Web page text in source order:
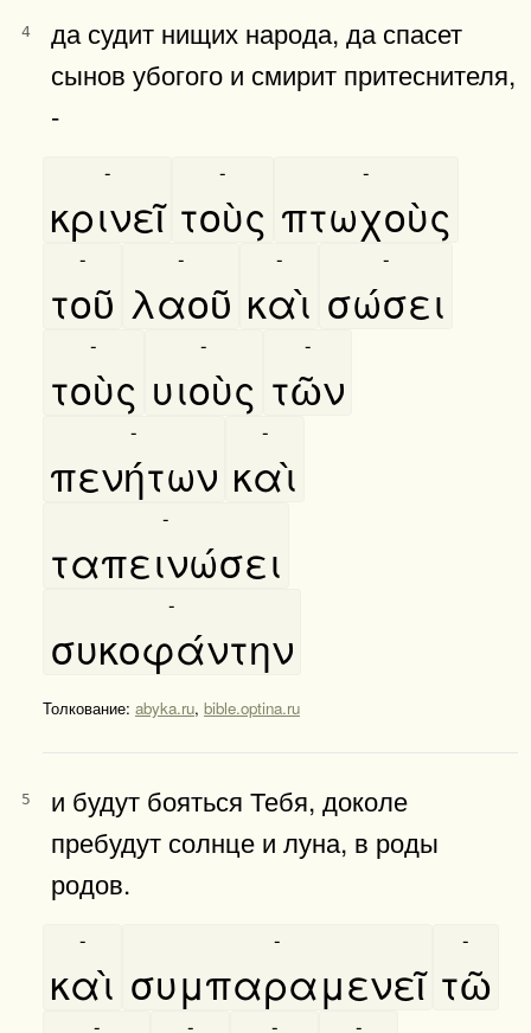
4
да судит нищих народа, да спасет
сынов убогого и смирит притеснителя,
-
κρινεῖ
-
τοὺς
-
πτωχοὺς
-
τοῦ
-
λαοῦ
-
καὶ
-
σώσει
-
τοὺς
-
υιοὺς
-
τῶν
-
πενήτων
-
καὶ
-
ταπεινώσει
-
συκοφάντην
-
Толкование: abyka.ru, bible.optina.ru
5
и будут бояться Тебя, доколе
пребудут солнце и луна, в роды
родов.
καὶ
-
συμπαραμενεῖ
-
τῶ
-
- - - -